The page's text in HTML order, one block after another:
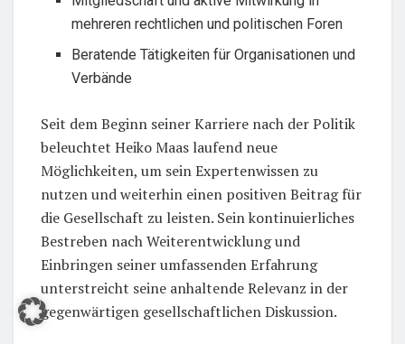
mehreren rechtlichen und politischen Foren
Beratende Tätigkeiten für Organisationen und
Verbände
Seit dem Beginn seiner Karriere nach der Politik
beleuchtet Heiko Maas laufend neue
Möglichkeiten, um sein Expertenwissen zu
nutzen und weiterhin einen positiven Beitrag für
die Gesellschaft zu leisten. Sein kontinuierliches
Bestreben nach Weiterentwicklung und
Einbringen seiner umfassenden Erfahrung
unterstreicht seine anhaltende Relevanz in der
gegenwärtigen gesellschaftlichen Diskussion.